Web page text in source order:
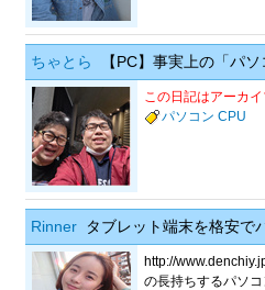
ちゃとら 【PC】事実上の「パ
この日記はアーカ
パソコン CPU
Rinner タブレット端末を格安で
http://
の長持ちするパソ